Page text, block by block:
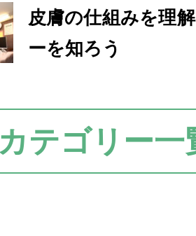
皮膚の仕組みを理
ーを知ろう
カテゴリー一